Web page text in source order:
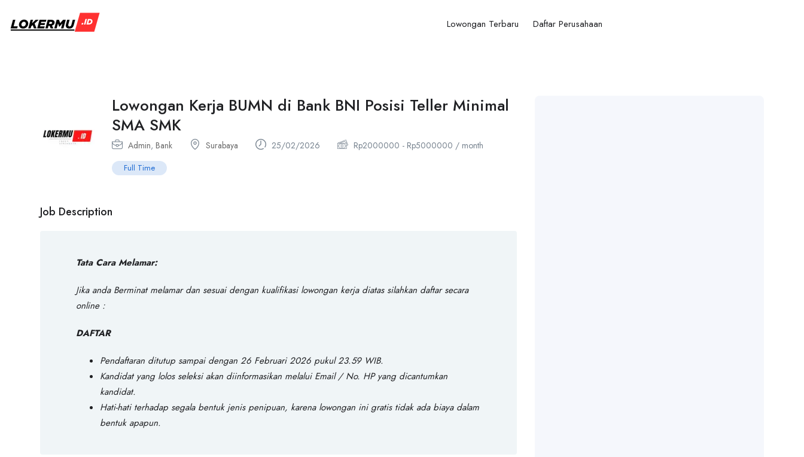
Lowongan Terbaru Daftar Perusahaan
Lowongan Kerja BUMN di Bank BNI Posisi Teller Minimal
SMA SMK
Admin, Bank Surabaya 25/02/2026 Rp2000000 - Rp5000000 / month
Full Time
Job Description
Tata Cara Melamar:
Jika anda Berminat melamar dan sesuai dengan kualifikasi lowongan kerja diatas silahkan daftar secara
online :
DAFTAR
Pendaftaran ditutup sampai dengan 26 Februari 2026 pukul 23.59 WIB.
Kandidat yang lolos seleksi akan diinformasikan melalui Email / No. HP yang dicantumkan
kandidat.
Hati-hati terhadap segala bentuk jenis penipuan, karena lowongan ini gratis tidak ada biaya dalam
bentuk apapun.